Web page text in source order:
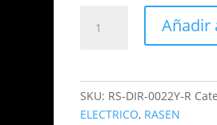
LED
SECUENCIAL
Añadir
SKU: RS-DIR-0022Y-R
ELECTRICO, RASEN